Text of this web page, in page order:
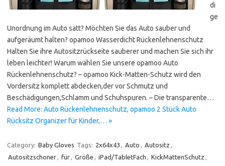
di
ge
Unordnung im Auto satt? Möchten Sie das Auto sauber und
aufgeräumt halten? opamoo Wasserdicht Rückenlehnenschutz
Halten Sie ihre Autositzrückseite sauberer und machen Sie sich ihr
leben leichter! Warum wählen Sie unsere opamoo Auto
Rückenlehnenschutz? – opamoo Kick-Matten-Schutz wird den
Vordersitz komplett abdecken,der vor Schmutz und
Beschädigungen,Schlamm und Schuhspuren. – Die transparente…
Read More: Auto Rückenlehnenschutz, opamoo 2 Stück Auto
Rücksitz Organizer für Kinder,… »
Category: Baby Gloves Tags: 2x64x43 , Auto , Autositz ,
Autositzschoner, für, Größe , iPad/TabletFach , KickMattenSchutz ,